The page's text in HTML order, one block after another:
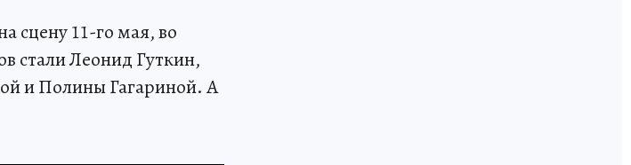
сцену 11-го мая, во
стали Леонид Гуткин,
и Полины Гагариной. А